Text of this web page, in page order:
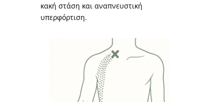
κακή στάση και αναπνευστική
υπερφόρτιση.